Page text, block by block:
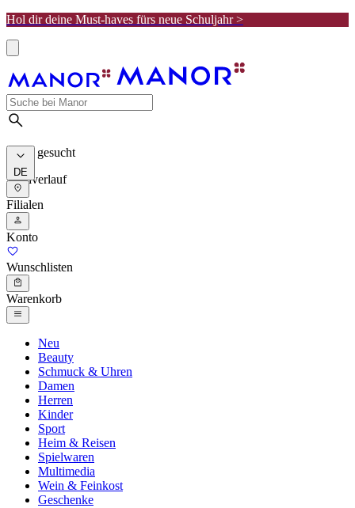
Hol dir deine Must-haves fürs neue Schuljahr >
Meist gesucht
Suchverlauf
DE
Filialen
Konto
Wunschlisten
Warenkorb
Neu
Beauty
Schmuck & Uhren
Damen
Herren
Kinder
Sport
Heim & Reisen
Spielwaren
Multimedia
Wein & Feinkost
Geschenke